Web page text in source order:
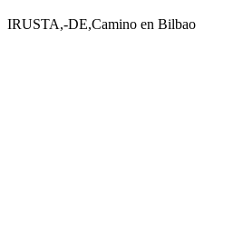
IRUSTA,-DE,Camino en Bilbao